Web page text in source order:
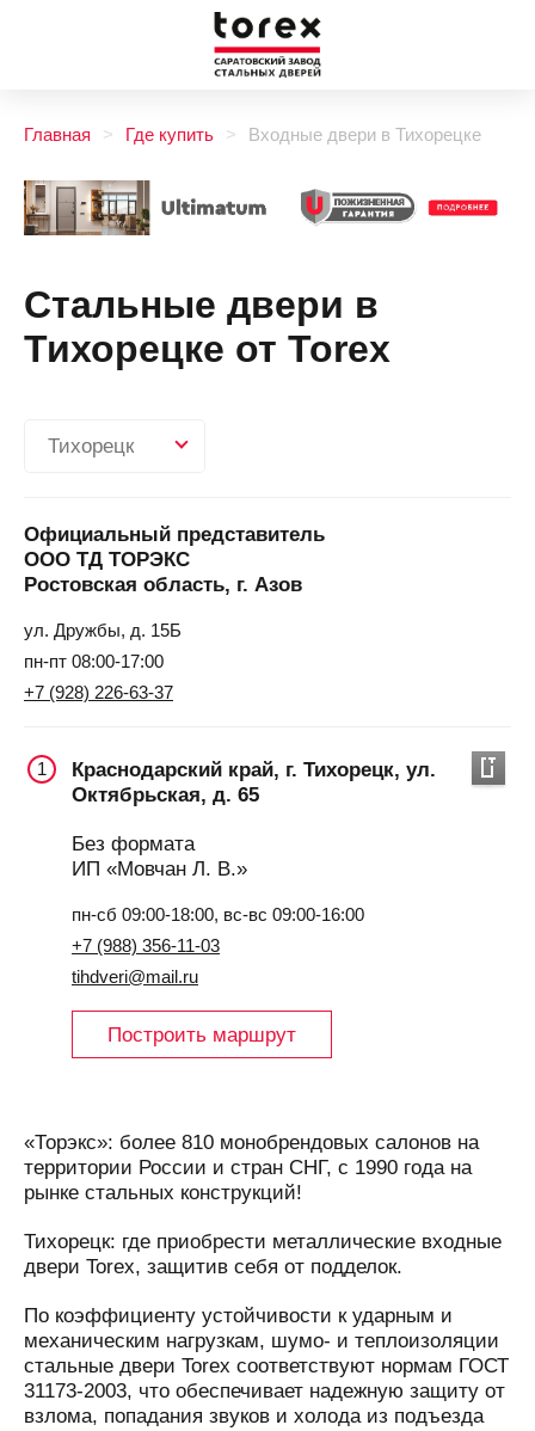
Главная Где купить Входные двери в Тихорецке
Стальные двери в
Тихорецке от Torex
Тихорецк
Официальный представитель
ООО ТД ТОРЭКС
Ростовская область, г. Азов
ул. Дружбы, д. 15Б
пн-пт 08:00-17:00
+7 (928) 226-63-37
1
Краснодарский край, г. Тихорецк, ул.
Октябрьская, д. 65
Без формата
ИП «Мовчан Л. В.»
пн-сб 09:00-18:00, вс-вс 09:00-16:00
+7 (988) 356-11-03
tihdveri@mail.ru
Построить маршрут
«Торэкс»: более 810 монобрендовых салонов на
территории России и стран СНГ, с 1990 года на
рынке стальных конструкций!
Тихорецк: где приобрести металлические входные
двери Torex, защитив себя от подделок.
По коэффициенту устойчивости к ударным и
механическим нагрузкам, шумо- и теплоизоляции
стальные двери Torex соответствуют нормам ГОСТ
31173-2003, что обеспечивает надежную защиту от
взлома, попадания звуков и холода из подъезда